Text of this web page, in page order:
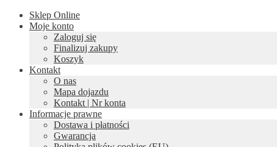
Sklep Online
Moje konto
Zaloguj się
Finalizuj zakupy
Koszyk
Kontakt
O nas
Mapa dojazdu
Kontakt | Nr konta
Informacje prawne
Dostawa i płatności
Gwarancja